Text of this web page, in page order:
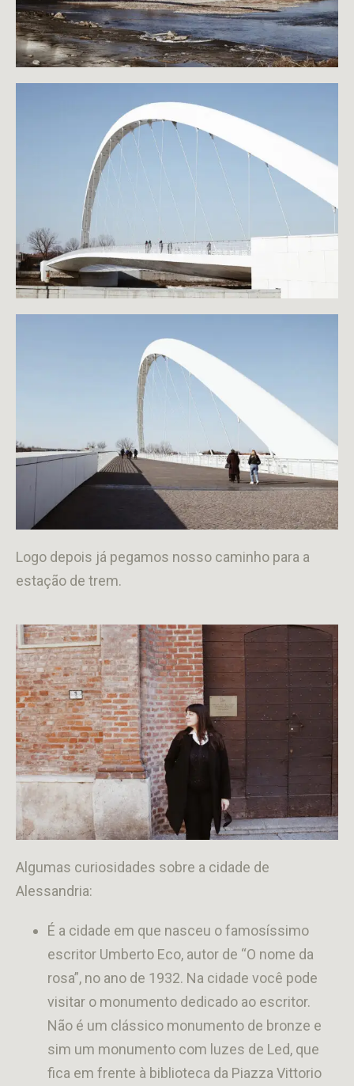
Logo depois já pegamos nosso caminho para a
estação de trem.
Algumas curiosidades sobre a cidade de
Alessandria:
É a cidade em que nasceu o famosíssimo
escritor Umberto Eco, autor de “O nome da
rosa”, no ano de 1932. Na cidade você pode
visitar o monumento dedicado ao escritor.
Não é um clássico monumento de bronze e
sim um monumento com luzes de Led, que
fica em frente à biblioteca da Piazza Vittorio